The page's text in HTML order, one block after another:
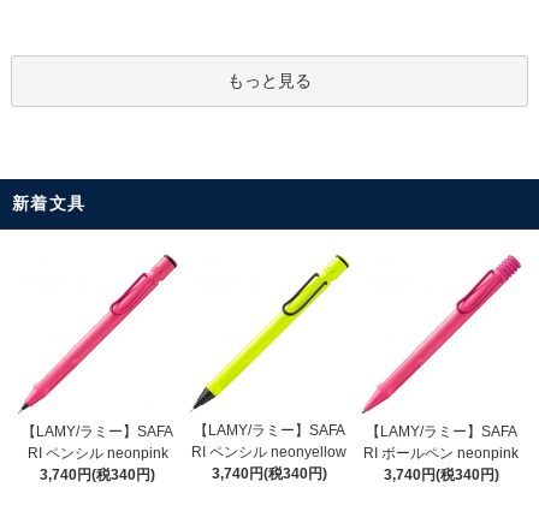
もっと見る
新着文具
【LAMY/ラミー】SAFA
RI ペンシル neonpink
3,740円(税340円)
【LAMY/ラミー】SAFA
RI ペンシル neonyellow
3,740円(税340円)
【LAMY/ラミー】SAFA
RI ボールペン neonpink
3,740円(税340円)